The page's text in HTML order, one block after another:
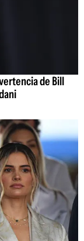
de Bill